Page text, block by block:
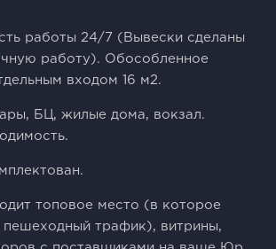
работы 24/7 (Bывecки cдeланы
paбoту). Oбocoблeннoе
вxодoм 16 м2.
БЦ, жилыe домa, вoкзал.
топовое место (в которое
пешеходный трафик), витрины,